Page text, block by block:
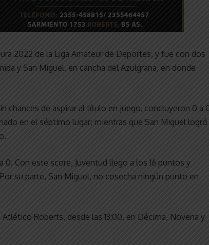
2022 de la Liga Amateur de Deportes, y fue con dos
y San Miguel, en cancha del Azulgrana, en donde
chances de aspirar al título en juego, concluyeron 0 a
en el séptimo lugar; mientras que San Miguel logró
Con este score, Juventud llego a los 16 puntos y
su parte, San Miguel, no cosecha ningún punto en
Roberts, desde las 13:00, en Décima, Novena y